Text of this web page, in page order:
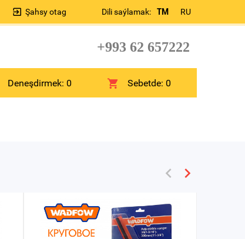
Dili saýlamak: TM RU
Şahsy otag
+993 62 657222
Deneşdirmek: 0 Sebetde:0